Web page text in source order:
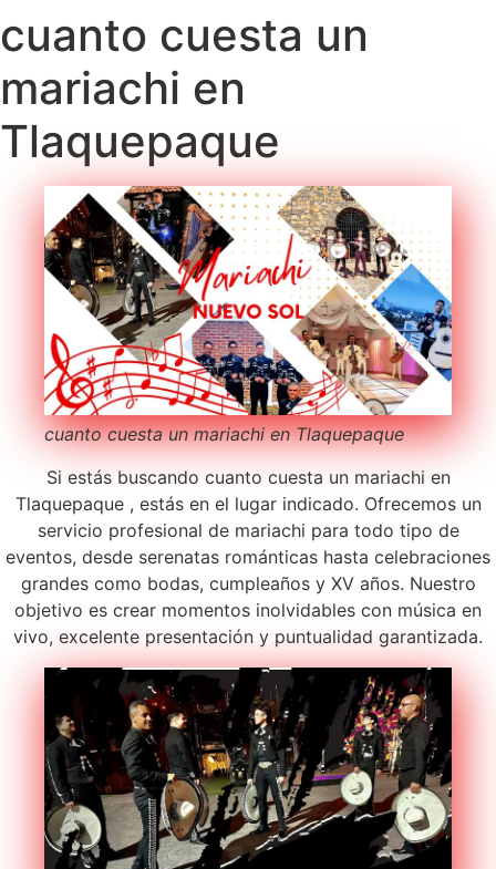
cuanto cuesta un
mariachi en
Tlaquepaque
cuanto cuesta un mariachi en Tlaquepaque
Si estás buscando cuanto cuesta un mariachi en
Tlaquepaque , estás en el lugar indicado. Ofrecemos un
servicio profesional de mariachi para todo tipo de
eventos, desde serenatas románticas hasta celebraciones
grandes como bodas, cumpleaños y XV años. Nuestro
objetivo es crear momentos inolvidables con música en
vivo, excelente presentación y puntualidad garantizada.